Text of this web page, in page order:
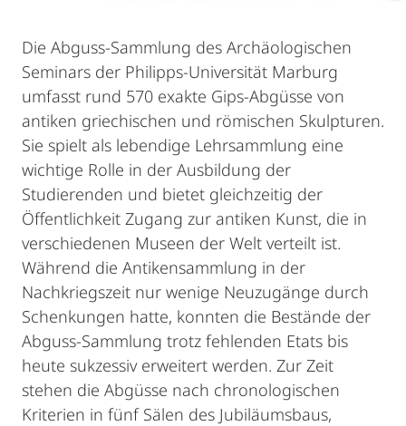
Die Abguss-Sammlung des Archäologischen
Seminars der Philipps-Universität Marburg
umfasst rund 570 exakte Gips-Abgüsse von
antiken griechischen und römischen Skulpturen.
Sie spielt als lebendige Lehrsammlung eine
wichtige Rolle in der Ausbildung der
Studierenden und bietet gleichzeitig der
Öffentlichkeit Zugang zur antiken Kunst, die in
verschiedenen Museen der Welt verteilt ist.
Während die Antikensammlung in der
Nachkriegszeit nur wenige Neuzugänge durch
Schenkungen hatte, konnten die Bestände der
Abguss-Sammlung trotz fehlenden Etats bis
heute sukzessiv erweitert werden. Zur Zeit
stehen die Abgüsse nach chronologischen
Kriterien in fünf Sälen des Jubiläumsbaus,